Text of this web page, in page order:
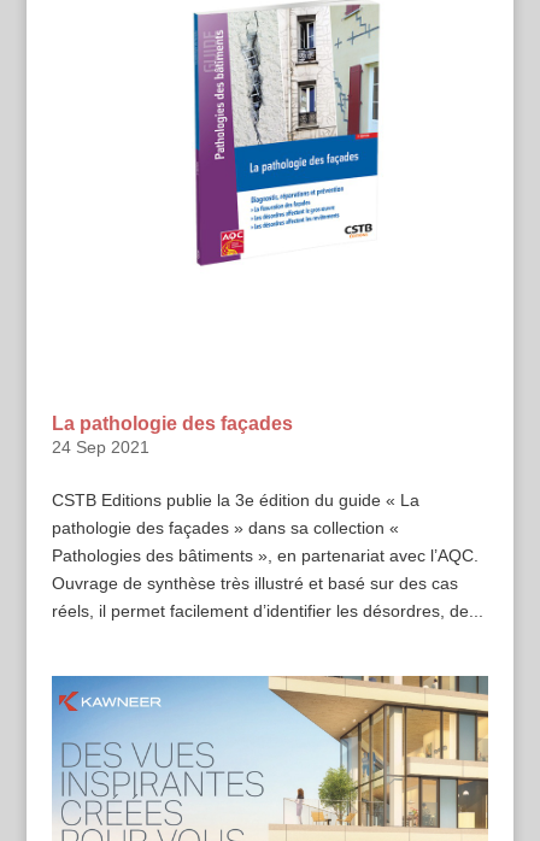
La pathologie des façades
24 Sep 2021
CSTB Editions publie la 3e édition du guide « La
pathologie des façades » dans sa collection «
Pathologies des bâtiments », en partenariat avec l’AQC.
Ouvrage de synthèse très illustré et basé sur des cas
réels, il permet facilement d’identifier les désordres, de...